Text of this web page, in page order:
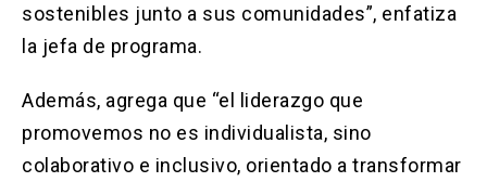
sostenibles junto a sus comunidades”, enfatiza
la jefa de programa.
Además, agrega que “el liderazgo que
promovemos no es individualista, sino
colaborativo e inclusivo, orientado a transformar